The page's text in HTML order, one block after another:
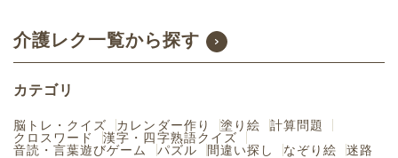
介護レク一覧から探す
カテゴリ
脳トレ・クイズ カレンダー作り 塗り絵
計算問題
クロスワード
漢字・四字熟語クイズ
音読・言葉遊びゲーム
パズル 間違い探し なぞり絵 迷路